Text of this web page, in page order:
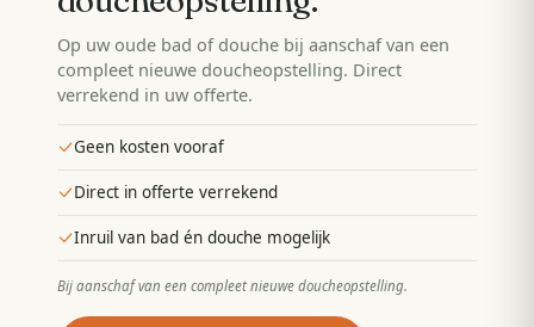
Op uw oude bad of douche bij aanschaf van een
compleet nieuwe doucheopstelling. Direct
verrekend in uw offerte.
Geen kosten vooraf
Direct in offerte verrekend
Inruil van bad én douche mogelijk
Bij aanschaf van een compleet nieuwe doucheopstelling.